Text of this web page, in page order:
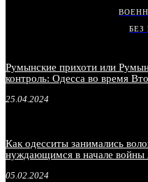
БЕЗ
Румынские прихоти или
контроль: Одесса во время
25.04.2024
Как одесситы занимались
нуждающимся в начале войны
05.02.2024